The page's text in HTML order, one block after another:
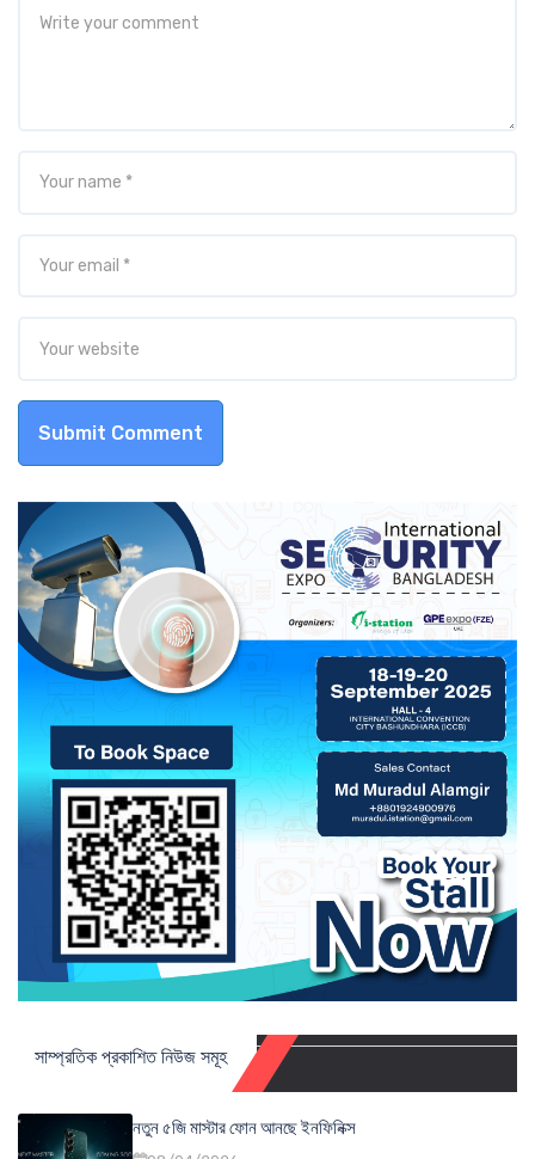
Submit Comment
সাম্প্রতিক প্রকাশিত নিউজ সমূহ
নতুন ৫জি মাস্টার ফোন আনছে ইনফিনিক্স